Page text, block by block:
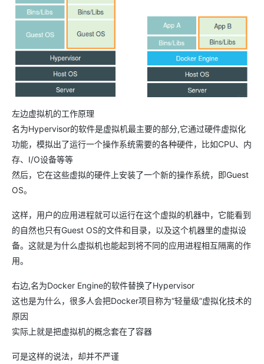
左边虚拟机的工作原理
名为Hypervisor的软件是虚拟机最主要的部分,它通过硬件虚拟化
功能，模拟出了运行一个操作系统需要的各种硬件，比如CPU、内
存、I/O设备等等
然后，它在这些虚拟的硬件上安装了一个新的操作系统，即Guest
OS。
这样，用户的应用进程就可以运行在这个虚拟的机器中，它能看到
的自然也只有Guest OS的文件和目录，以及这个机器里的虚拟设
备。这就是为什么虚拟机也能起到将不同的应用进程相互隔离的作
用。
右边,名为Docker Engine的软件替换了Hypervisor
这也是为什么，很多人会把Docker项目称为“轻量级”虚拟化技术的
原因
实际上就是把虚拟机的概念套在了容器
可是这样的说法，却并不严谨